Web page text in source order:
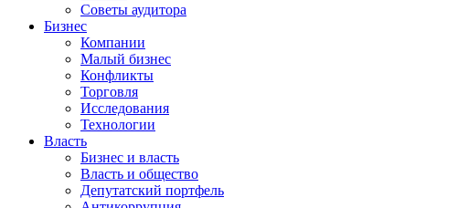
Советы аудитора
Бизнес
Компании
Малый бизнес
Конфликты
Торговля
Исследования
Технологии
Власть
Бизнес и власть
Власть и общество
Депутатский портфель